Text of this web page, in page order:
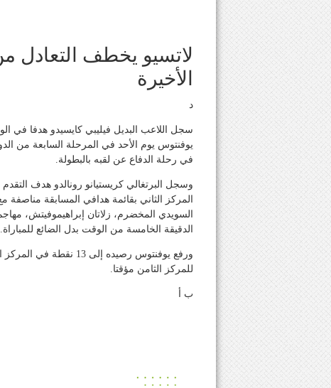
لاتسيو يخطف التعادل
الأخيرة
د
سجل اللاعب البديل فيليبي كايسيدو هدفا في
يوفنتوس يوم الأحد في المرحلة السابعة من
في رحلة الدفاع عن لقبه بالبطولة.
المركز الثاني بقائمة هدافي المسابقة
السويدي المخضرم، زلاتان إبراهيموفيتش،
الدقيقة الخامسة من الوقت بدل الضائع للمباراة.
للمركز الثامن مؤقتا.
ب أ